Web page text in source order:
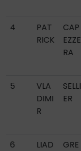
4
PAT
RICK
CAP
EZZE
RA
5
VLA
DIMI
R
SELLI
ER
6
LIAD
GRE